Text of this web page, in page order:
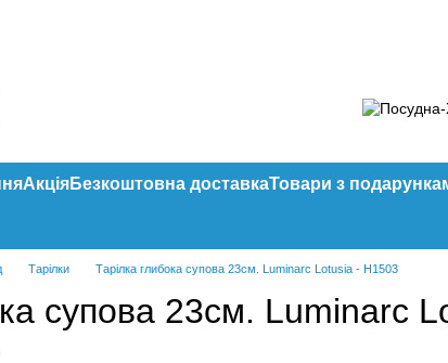
АкціяБезкоштовна доставкаТовари з
Тарілки Тарілка глибока супова 23см. Luminarc Lotusia - H1503
супова 23см. Luminarc